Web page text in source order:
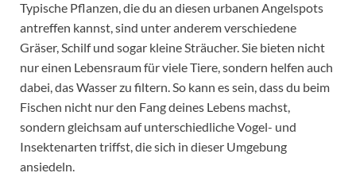
Typische Pflanzen, die du an diesen urbanen Angelspots
antreffen kannst, sind unter anderem verschiedene
Gräser, Schilf und sogar kleine Sträucher. Sie bieten nicht
nur einen Lebensraum für viele Tiere, sondern helfen auch
dabei, das Wasser zu filtern. So kann es sein, dass du beim
Fischen nicht nur den Fang deines Lebens machst,
sondern gleichsam auf unterschiedliche Vogel- und
Insektenarten triffst, die sich in dieser Umgebung
ansiedeln.